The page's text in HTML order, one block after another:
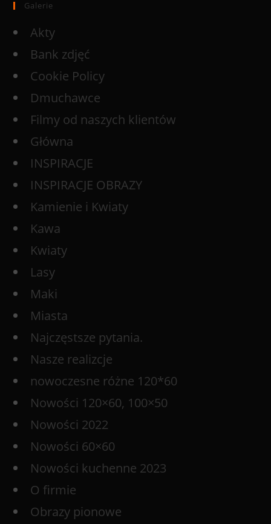
Galerie
Akty
Bank zdjęć
Cookie Policy
Dmuchawce
Filmy od naszych klientów
Główna
INSPIRACJE
INSPIRACJE OBRAZY
Kamienie i Kwiaty
Kawa
Kwiaty
Lasy
Maki
Miasta
Najczęstsze pytania.
Nasze realizcje
nowoczesne różne 120*60
Nowości 120×60, 100×50
Nowości 2022
Nowości 60×60
Nowości kuchenne 2023
O firmie
Obrazy pionowe